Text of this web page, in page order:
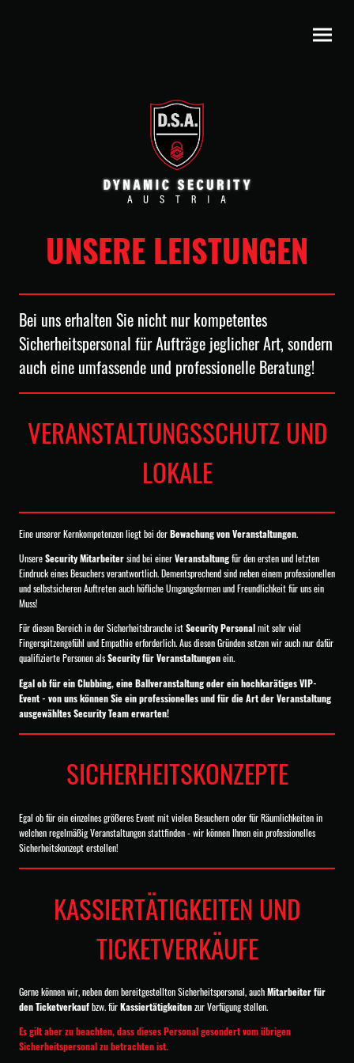
UNSERE LEISTUNGEN
Bei uns erhalten Sie nicht nur kompetentes
Sicherheitspersonal für Aufträge jeglicher Art, sondern
auch eine umfassende und professionelle Beratung!
VERANSTALTUNGSSCHUTZ UND
LOKALE
Eine unserer Kernkompetenzen liegt bei derBewachung von Veranstaltungen.
UnsereSecurityMitarbeitersind bei einerVeranstaltungfür den ersten und letzten
Eindruck eines Besuchers verantwortlich. Dementsprechend sind neben einem professionellen
und selbstsicheren Auftreten auch höfliche Umgangsformen und Freundlichkeit für uns ein
Muss!
Für diesen Bereich in der Sicherheitsbranche istSecurity Personalmit sehr viel
Fingerspitzengefühl und Empathie erforderlich. Aus diesen Gründen setzen wir auch nur dafür
qualifizierte Personen alsSecurity für Veranstaltungenein.
Egal ob für ein Clubbing, eine Ballveranstaltung oder ein hochkarätiges VIP-
Event - von uns können Sie ein professionelles und für die Art der Veranstaltung
ausgewähltes Security Team erwarten!
SICHERHEITSKONZEPTE
Egal ob für ein einzelnes größeres Event mit vielen Besuchern oder für Räumlichkeiten in
welchen regelmäßig Veranstaltungen stattfinden - wir können Ihnen ein professionelles
Sicherheitskonzept erstellen!
KASSIERTÄTIGKEITEN UND
TICKETVERKÄUFE
Gerne können wir, neben dem bereitgestellten Sicherheitspersonal, auchMitarbeiter für
den Ticketverkaufbzw. fürKassiertätigkeitenzur Verfügung stellen.
Es gilt aber zu beachten, dass dieses Personal gesondert vom übrigen
Sicherheitspersonal zu betrachten ist.